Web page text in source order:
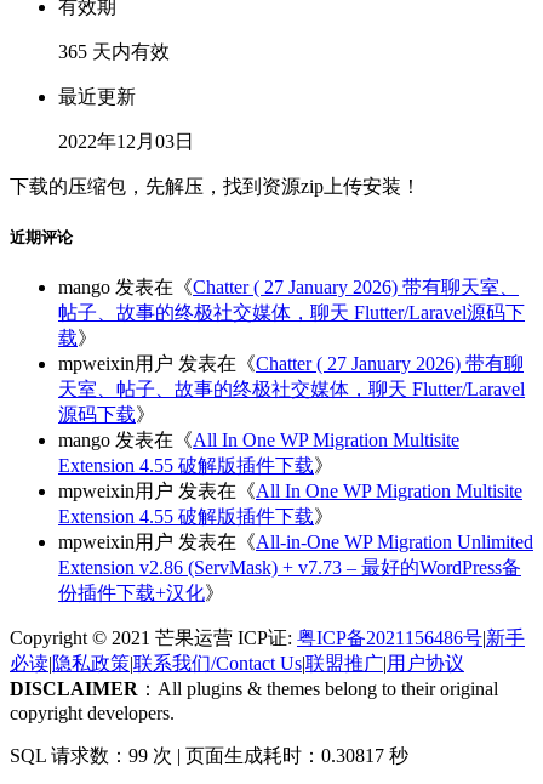
有效期
365 天内有效
最近更新
2022年12月03日
下载的压缩包，先解压，找到资源zip上传安装！
近期评论
mango 发表在《Chatter ( 27 January 2026) 带有聊天室、
帖子、故事的终极社交媒体，聊天 Flutter/Laravel源码下
载》
mpweixin用户 发表在《Chatter ( 27 January 2026) 带有聊
天室、帖子、故事的终极社交媒体，聊天 Flutter/Laravel
源码下载》
mango 发表在《All In One WP Migration Multisite
Extension 4.55 破解版插件下载》
mpweixin用户 发表在《All In One WP Migration Multisite
Extension 4.55 破解版插件下载》
mpweixin用户 发表在《All-in-One WP Migration Unlimited
Extension v2.86 (ServMask) + v7.73 – 最好的WordPress备
份插件下载+汉化》
Copyright © 2021 芒果运营 ICP证: 粤ICP备2021156486号|新手
必读|隐私政策|联系我们/Contact Us|联盟推广|用户协议
DISCLAIMER ：All plugins & themes belong to their original
copyright developers.
SQL 请求数：99 次 | 页面生成耗时：0.30817 秒